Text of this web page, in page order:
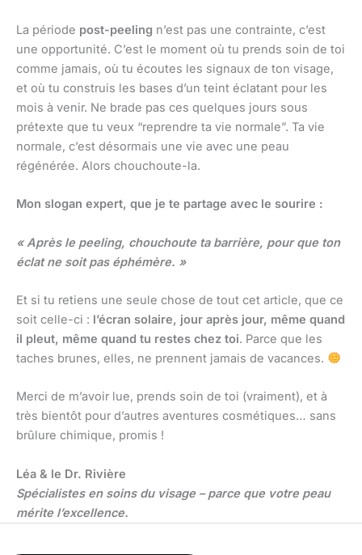
La période post-peeling n’est pas une contrainte, c’est
une opportunité. C’est le moment où tu prends soin de toi
comme jamais, où tu écoutes les signaux de ton visage,
et où tu construis les bases d’un teint éclatant pour les
mois à venir. Ne brade pas ces quelques jours sous
prétexte que tu veux “reprendre ta vie normale”. Ta vie
normale, c’est désormais une vie avec une peau
régénérée. Alors chouchoute-la.
Mon slogan expert, que je te partage avec le sourire :
« Après le peeling, chouchoute ta barrière, pour que ton
éclat ne soit pas éphémère. »
Et si tu retiens une seule chose de tout cet article, que ce
soit celle-ci : l’écran solaire, jour après jour, même quand
il pleut, même quand tu restes chez toi. Parce que les
taches brunes, elles, ne prennent jamais de vacances.
Merci de m’avoir lue, prends soin de toi (vraiment), et à
très bientôt pour d’autres aventures cosmétiques… sans
brûlure chimique, promis !
Léa & le Dr. Rivière
Spécialistes en soins du visage – parce que votre peau
mérite l’excellence.